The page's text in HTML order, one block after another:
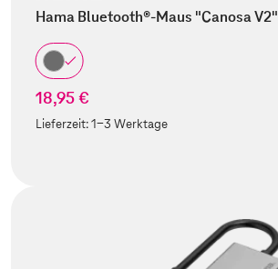
Hama Bluetooth®-Maus "Canosa V2"
18,95 €
Lieferzeit:1-3 Werktage